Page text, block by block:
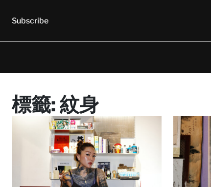
Subscribe
標籤:紋身